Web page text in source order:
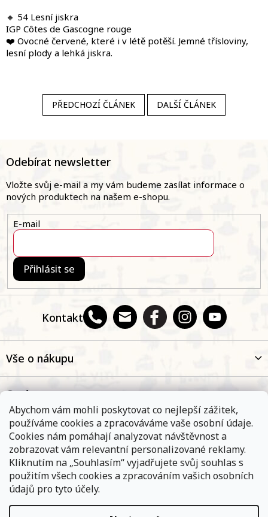
Abychom vám mohli poskytovat co nejlepší zážitek,
používáme cookies a zpracováváme vaše osobní údaje.
Cookies nám pomáhají analyzovat návštěvnost a
zobrazovat vám relevantní personalizované reklamy.
Kliknutím na „Souhlasím“ vyjadřujete svůj souhlas s
použitím všech cookies a zpracováním vašich osobních
údajů pro tyto účely.
🔸 54 Lesní jiskra
IGP Côtes de Gascogne rouge
❤️ Ovocné červené, které i v létě potěší. Jemné třísloviny,
lesní plody a lehká jiskra.
PŘEDCHOZÍ ČLÁNEK DALŠÍ ČLÁNEK
a
Kontakt
Odebírat newsletter
Vložte svůj e-mail a my vám budeme zasílat informace o
nových produktech na našem e-shopu.
E-mail
Přihlásit se
Vše o nákupu
O nás
Oblíbené kategorie
Kontakt